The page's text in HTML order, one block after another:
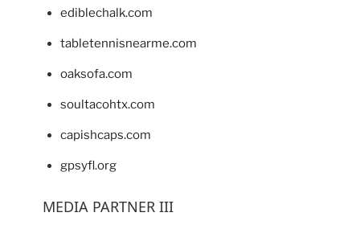
ediblechalk.com
tabletennisnearme.com
oaksofa.com
soultacohtx.com
capishcaps.com
gpsyfl.org
MEDIA PARTNER III